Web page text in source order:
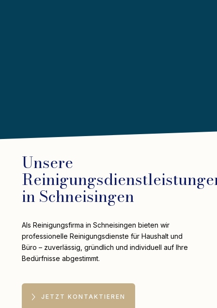
Unsere
in Schneisingen
Als Reinigungsfirma in Schneisingen bieten wir
professionelle Reinigungsdienste für Haushalt und
Büro – zuverlässig, gründlich und individuell auf Ihre
Bedürfnisse abgestimmt.
JETZT KONTAKTIEREN